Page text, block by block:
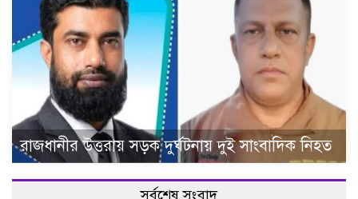
রাজধানীর উত্তরায় সড়ক দুর্ঘটনায় দুই সাংবাদিক নিহত
সর্বশেষ সংবাদ